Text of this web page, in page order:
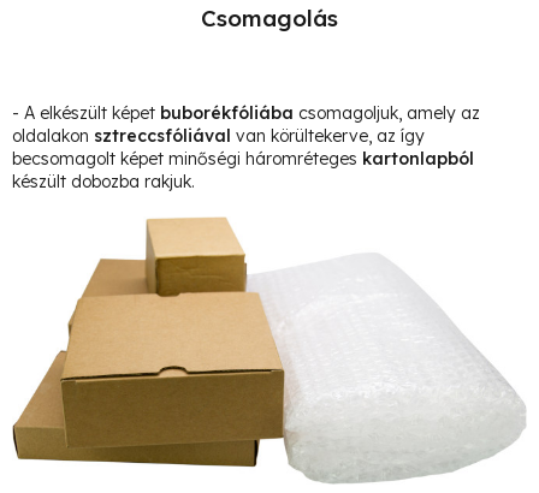
Csomagolás
- A elkészült képet buborékfóliába csomagoljuk, amely az
oldalakon sztreccsfóliával van körültekerve, az így
becsomagolt képet minőségi háromréteges kartonlapból
készült dobozba rakjuk.